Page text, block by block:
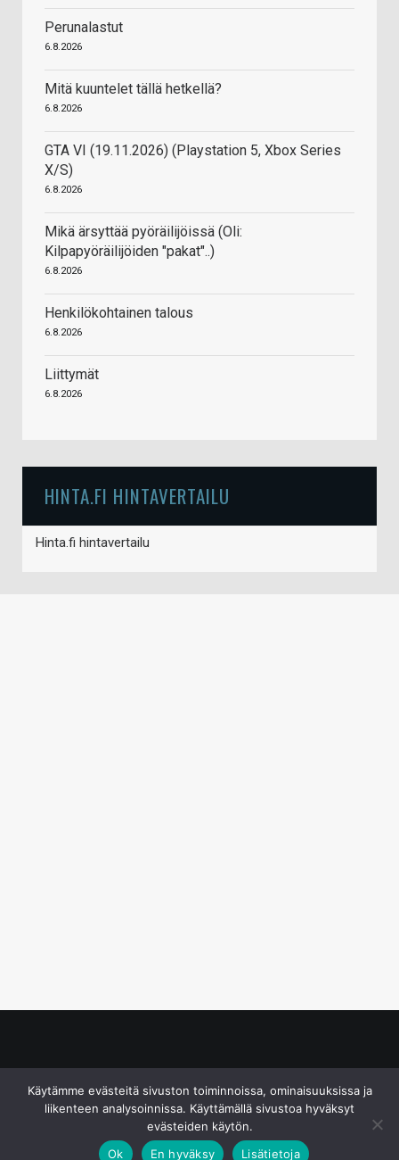
Perunalastut
6.8.2026
Mitä kuuntelet tällä hetkellä?
6.8.2026
GTA VI (19.11.2026) (Playstation 5, Xbox Series
X/S)
6.8.2026
Mikä ärsyttää pyöräilijöissä (Oli:
Kilpapyöräilijöiden "pakat"..)
6.8.2026
Henkilökohtainen talous
6.8.2026
Liittymät
6.8.2026
HINTA.FI HINTAVERTAILU
Hinta.fi hintavertailu
Käytämme evästeitä sivuston toiminnoissa, ominaisuuksissa ja
liikenteen analysoinnissa. Käyttämällä sivustoa hyväksyt
evästeiden käytön.
Ok
En hyväksy Lisätietoja